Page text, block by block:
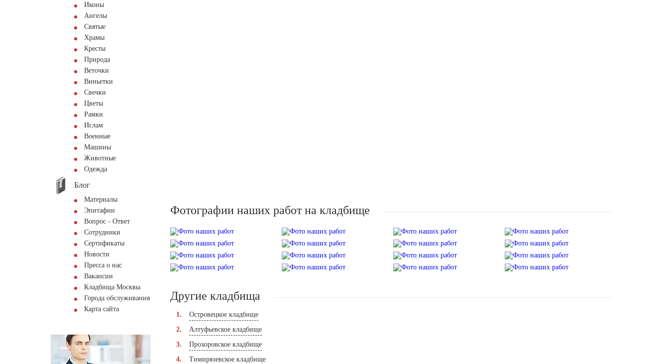
Иконы
Ангелы
Святые
Храмы
Кресты
Природа
Веточки
Виньетки
Свечки
Цветы
Рамки
Ислам
Военные
Машины
Животные
Одежда
Блог
Материалы
Эпитафии
Вопрос - Ответ
Сотрудники
Сертификаты
Новости
Пресса о нас
Вакансии
Кладбища Москвы
Города обслуживания
Карта сайта
Фотографии наших работ на кладбище
Другие кладбища
Островецкое кладбище
Алтуфьевское кладбище
Прохоровское кладбище
Тимирязевское кладбище